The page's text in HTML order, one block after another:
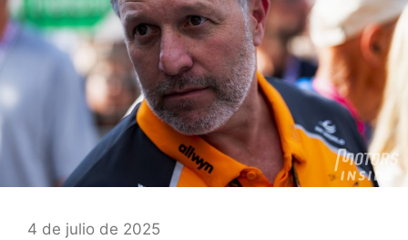
4 de julio de 2025